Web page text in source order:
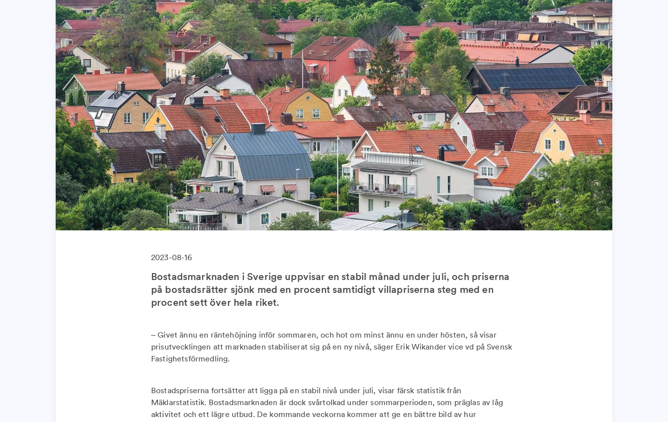
2023-08-16
Bostadsmarknaden i Sverige uppvisar en stabil månad under juli, och priserna
på bostadsrätter sjönk med en procent samtidigt villapriserna steg med en
procent sett över hela riket.
– Givet ännu en räntehöjning inför sommaren, och hot om minst ännu en under hösten, så visar
prisutvecklingen att marknaden stabiliserat sig på en ny nivå, säger Erik Wikander vice vd på Svensk
Fastighetsförmedling.
Bostadspriserna fortsätter att ligga på en stabil nivå under juli, visar färsk statistik från
Mäklarstatistik. Bostadsmarknaden är dock svårtolkad under sommarperioden, som präglas av låg
aktivitet och ett lägre utbud. De kommande veckorna kommer att ge en bättre bild av hur